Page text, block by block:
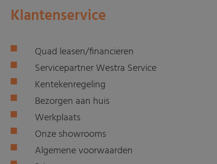
Klantenservice
Quad leasen/financieren
Servicepartner Westra Service
Kentekenregeling
Bezorgen aan huis
Werkplaats
Onze showrooms
Algemene voorwaarden